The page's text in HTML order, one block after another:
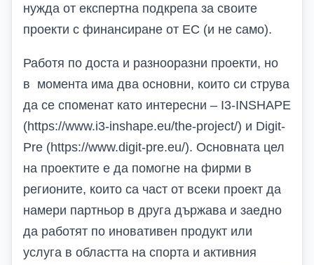
нужда от експертна подкрепа за своите
проекти с финансиране от ЕС (и не само).
Работя по доста и разнооразни проекти, но
в момента има два основни, които си струва
да се споменат като интересни – I3-INSHAPE
(https://www.i3-inshape.eu/the-project/) и Digit-
Pre (https://www.digit-pre.eu/). Основната цел
на проектите е да помогне на фирми в
регионите, които са част от всеки проект да
намери партньор в друга държава и заедно
да работят по иновативен продукт или
услуга в областта на спорта и активния